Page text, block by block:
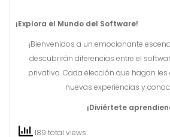
¡Explora el Mundo del Software!
¡Bienvenidos a un emocionante
descubrirán diferencias entre el
privativo. Cada elección que hagan
nuevas experiencias y
¡Diviértete
189 total views